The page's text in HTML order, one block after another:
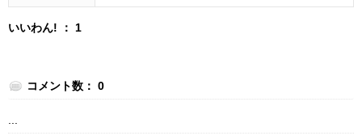
いいわん! ： 1
コメント数： 0
...